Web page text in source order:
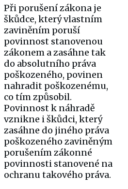
Při porušení zákona je
škůdce, který vlastním
zaviněním poruší
povinnost stanovenou
zákonem a zasáhne tak
do absolutního práva
poškozeného, povinen
nahradit poškozenému,
co tím způsobil.
Povinnost k náhradě
vznikne i škůdci, který
zasáhne do jiného práva
poškozeného zaviněným
porušením zákonné
povinnosti stanovené na
ochranu takového práva.